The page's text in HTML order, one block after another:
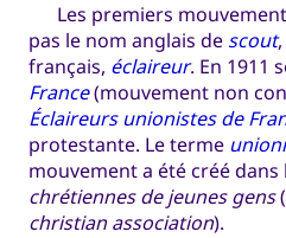
Les premiers
pas le nom anglais de scout
français, éclaireur. En 1911
France(mouvement non
Éclaireurs unionistes de
protestante. Le terme
mouvement a été créé dans
chrétiennes de jeunes gens(
christian association).